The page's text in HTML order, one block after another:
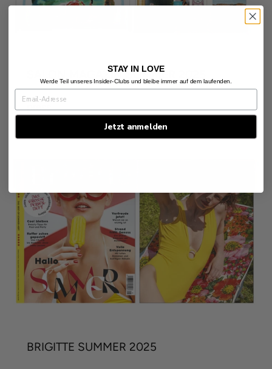
SALON MAGAZIN SOMMER 2025
press
BRIGITTE SUMMER 2025
STAY IN LOVE
Werde Teil unseres Insider-Clubs und bleibe immer auf dem laufenden.
Jetzt anmelden